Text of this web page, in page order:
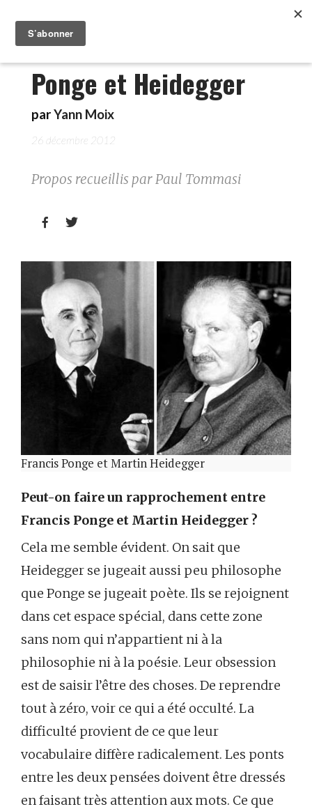
Ponge et Heidegger
parYann Moix
26 décembre 2012
Propos recueillis par Paul Tommasi
 
Francis Ponge et Martin Heidegger
Peut-on faire un rapprochement entre
Francis Ponge et Martin Heidegger ?
Cela me semble évident. On sait que
Heidegger se jugeait aussi peu philosophe
que Ponge se jugeait poète. Ils se rejoignent
dans cet espace spécial, dans cette zone
sans nom qui n’appartient ni à la
philosophie ni à la poésie. Leur obsession
est de saisir l’être des choses. De reprendre
tout à zéro, voir ce qui a été occulté. La
difficulté provient de ce que leur
vocabulaire diffère radicalement. Les ponts
entre les deux pensées doivent être dressés
en faisant très attention aux mots. Ce que